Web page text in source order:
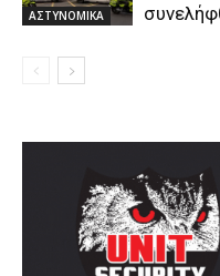
ΑΣΤΥΝΟΜΙΚΑ